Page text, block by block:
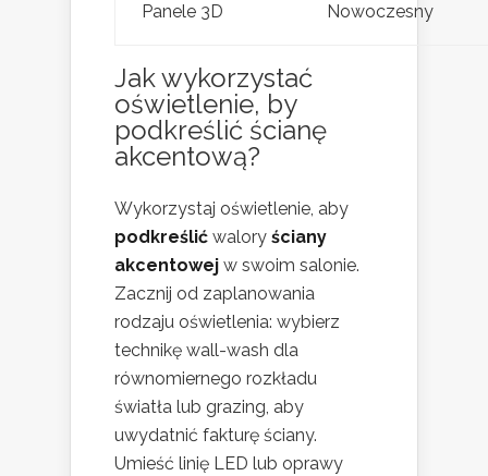
Panele 3D Nowoczesny
Jak wykorzystać
oświetlenie, by
podkreślić ścianę
akcentową?
Wykorzystaj oświetlenie, aby
podkreślić walory ściany
akcentowej w swoim salonie.
Zacznij od zaplanowania
rodzaju oświetlenia: wybierz
technikę wall-wash dla
równomiernego rozkładu
światła lub grazing, aby
uwydatnić fakturę ściany.
Umieść linię LED lub oprawy